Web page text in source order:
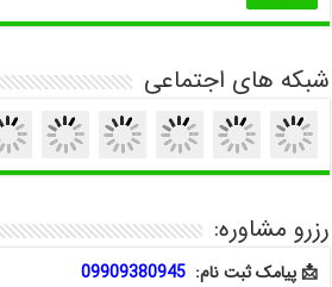
شبکه های اجتماعی
رزرو مشاوره:
📩 پیامک ثبت نام:09909380945